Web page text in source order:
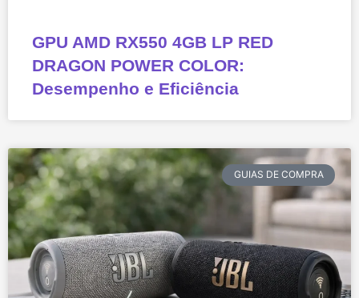
GPU AMD RX550 4GB LP RED
DRAGON POWER COLOR:
Desempenho e Eficiência
GUIAS DE COMPRA